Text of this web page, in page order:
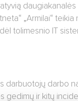
„Armilai“
tolimesnio IT
darbuotojų darbo
gedimų ir kitų